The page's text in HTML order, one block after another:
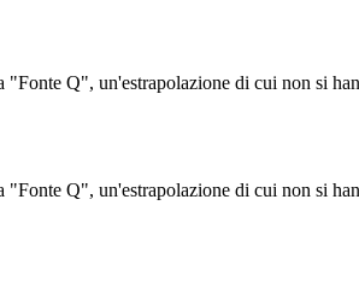
Q", un'estrapolazione di cui non si
Q", un'estrapolazione di cui non si